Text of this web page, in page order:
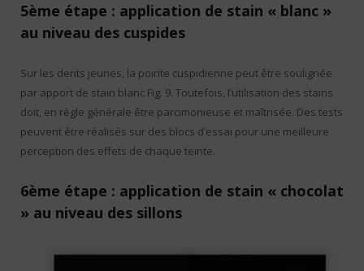
5ème étape : application de stain « blanc »
au niveau des cuspides
Sur les dents jeunes, la pointe cuspidienne peut être soulignée
par apport de stain blanc Fig. 9. Toutefois, l’utilisation des stains
doit, en règle générale être parcimonieuse et maîtrisée. Des tests
peuvent être réalisés sur des blocs d’essai pour une meilleure
perception des effets de chaque teinte.
6ème étape : application de stain « chocolat
» au niveau des sillons